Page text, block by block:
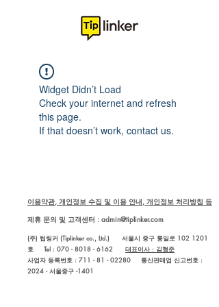
Widget Didn’t Load
Check your internet and refresh
this page.
If that doesn’t work, contact us.
이용약관, 개인정보 수집 및 이용 안내, 개인정보 처리방침 등
제휴 문의 및 고객센터 : admin@tiplinker.com
(주) 팁링커 (Tiplinker co., Ltd.) 서울시 중구 통일로 102 1201
호 Tel : 070 - 8018 - 6162 대표이사 : 김형준
사업자 등록번호 : 711 - 81 - 02280 통신판매업 신고번호 :
2024 - 서울중구 -1401